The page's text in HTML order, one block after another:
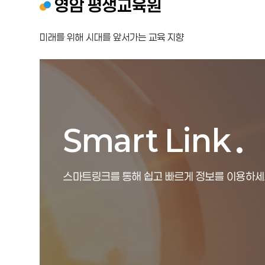
영암 평생교육원
미래를 위해 시대를 앞서가는 교육 지향
Smart Link
스마트링크를 통해 쉽고 빠르게 정보를 이용하